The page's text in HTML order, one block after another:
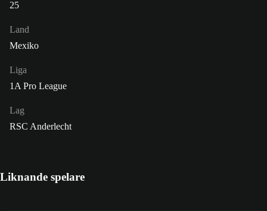
25
Land
Mexiko
Liga
1A Pro League
Lag
RSC Anderlecht
Liknande spelare